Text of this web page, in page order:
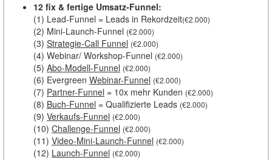
12 fix & fertige Umsatz-Funnel:
(1) Lead-Funnel = Leads in Rekordzeit(€2.000)
(2) Mini-Launch-Funnel (€2.000)
(3) Strategie-Call Funnel (€2.000)
(4) Webinar/ Workshop-Funnel (€2.000)
(5) Abo-Modell-Funnel (€2.000)
(6) Evergreen Webinar-Funnel (€2.000)
(7) Partner-Funnel = 10x mehr Kunden (€2.000)
(8) Buch-Funnel = Qualifizierte Leads (€2.000)
(9) Verkaufs-Funnel (€2.000)
(10) Challenge-Funnel (€2.000)
(11) Video-Mini-Launch-Funnel (€2.000)
(12) Launch-Funnel (€2.000)